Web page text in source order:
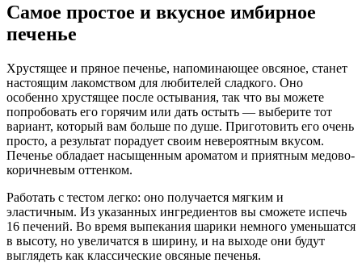
Самое простое и вкусное имбирное
печенье
Хрустящее и пряное печенье, напоминающее овсяное, станет
настоящим лакомством для любителей сладкого. Оно
особенно хрустящее после остывания, так что вы можете
попробовать его горячим или дать остыть — выберите тот
вариант, который вам больше по душе. Приготовить его очень
просто, а результат порадует своим невероятным вкусом.
Печенье обладает насыщенным ароматом и приятным медово-
коричневым оттенком.
Работать с тестом легко: оно получается мягким и
эластичным. Из указанных ингредиентов вы сможете испечь
16 печений. Во время выпекания шарики немного уменьшатся
в высоту, но увеличатся в ширину, и на выходе они будут
выглядеть как классические овсяные печенья.